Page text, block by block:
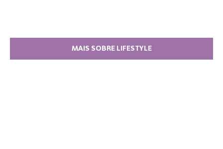
MAIS SOBRE LIFESTYLE